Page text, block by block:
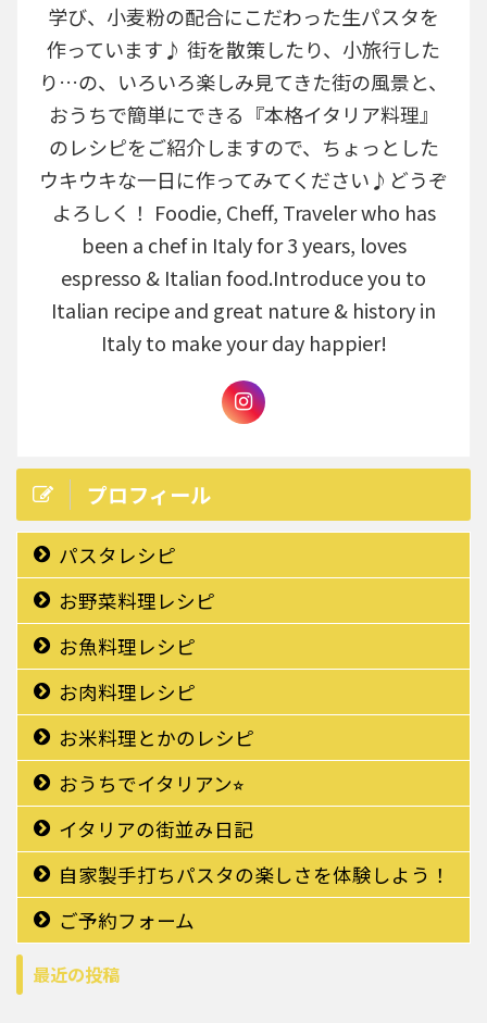
学び、小麦粉の配合にこだわった生パスタを
作っています♪ 街を散策したり、小旅行した
り…の、いろいろ楽しみ見てきた街の風景と、
おうちで簡単にできる『本格イタリア料理』
のレシピをご紹介しますので、ちょっとした
ウキウキな一日に作ってみてください♪どうぞ
よろしく！ Foodie, Cheff, Traveler who has
been a chef in Italy for 3 years, loves
espresso & Italian food.Introduce you to
Italian recipe and great nature & history in
Italy to make your day happier!
プロフィール
パスタレシピ
お野菜料理レシピ
お魚料理レシピ
お肉料理レシピ
お米料理とかのレシピ
おうちでイタリアン⭐︎
イタリアの街並み日記
自家製手打ちパスタの楽しさを体験しよう！
ご予約フォーム
最近の投稿